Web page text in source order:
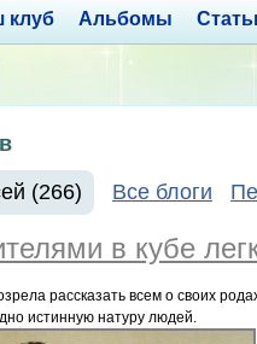
клуб Альбомы
(266)
Все блоги
в кубе
рассказать всем о своих
истинную натуру людей.